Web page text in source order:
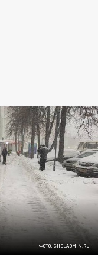
ФОТО: CHELADMIN.RU